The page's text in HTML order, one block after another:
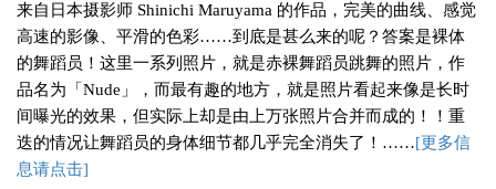
来自日本摄影师 Shinichi Maruyama 的作品，完美的曲线、感觉
高速的影像、平滑的色彩……到底是甚么来的呢？答案是裸体
的舞蹈员！这里一系列照片，就是赤裸舞蹈员跳舞的照片，作
品名为「 Nude 」，而最有趣的地方，就是照片看起来像是长时
间曝光的效果，但实际上却是由上万张照片合并而成的！！重
迭的情况让舞蹈员的身体细节都几乎完全消失了！ ……[更多信
息请点击]